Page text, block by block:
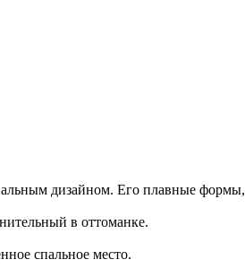
дизайном. Его плавные формы,
в оттоманке.
спальное место.